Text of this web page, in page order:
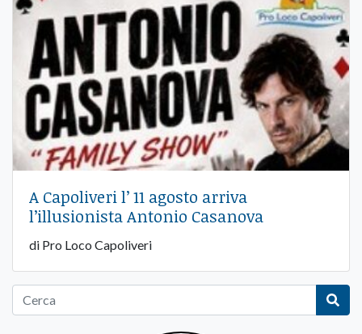
A Capoliveri l’ 11 agosto arriva
l’illusionista Antonio Casanova
di Pro Loco Capoliveri